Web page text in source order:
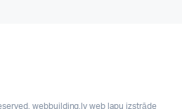
webbuilding.lvweb lapu izstrāde